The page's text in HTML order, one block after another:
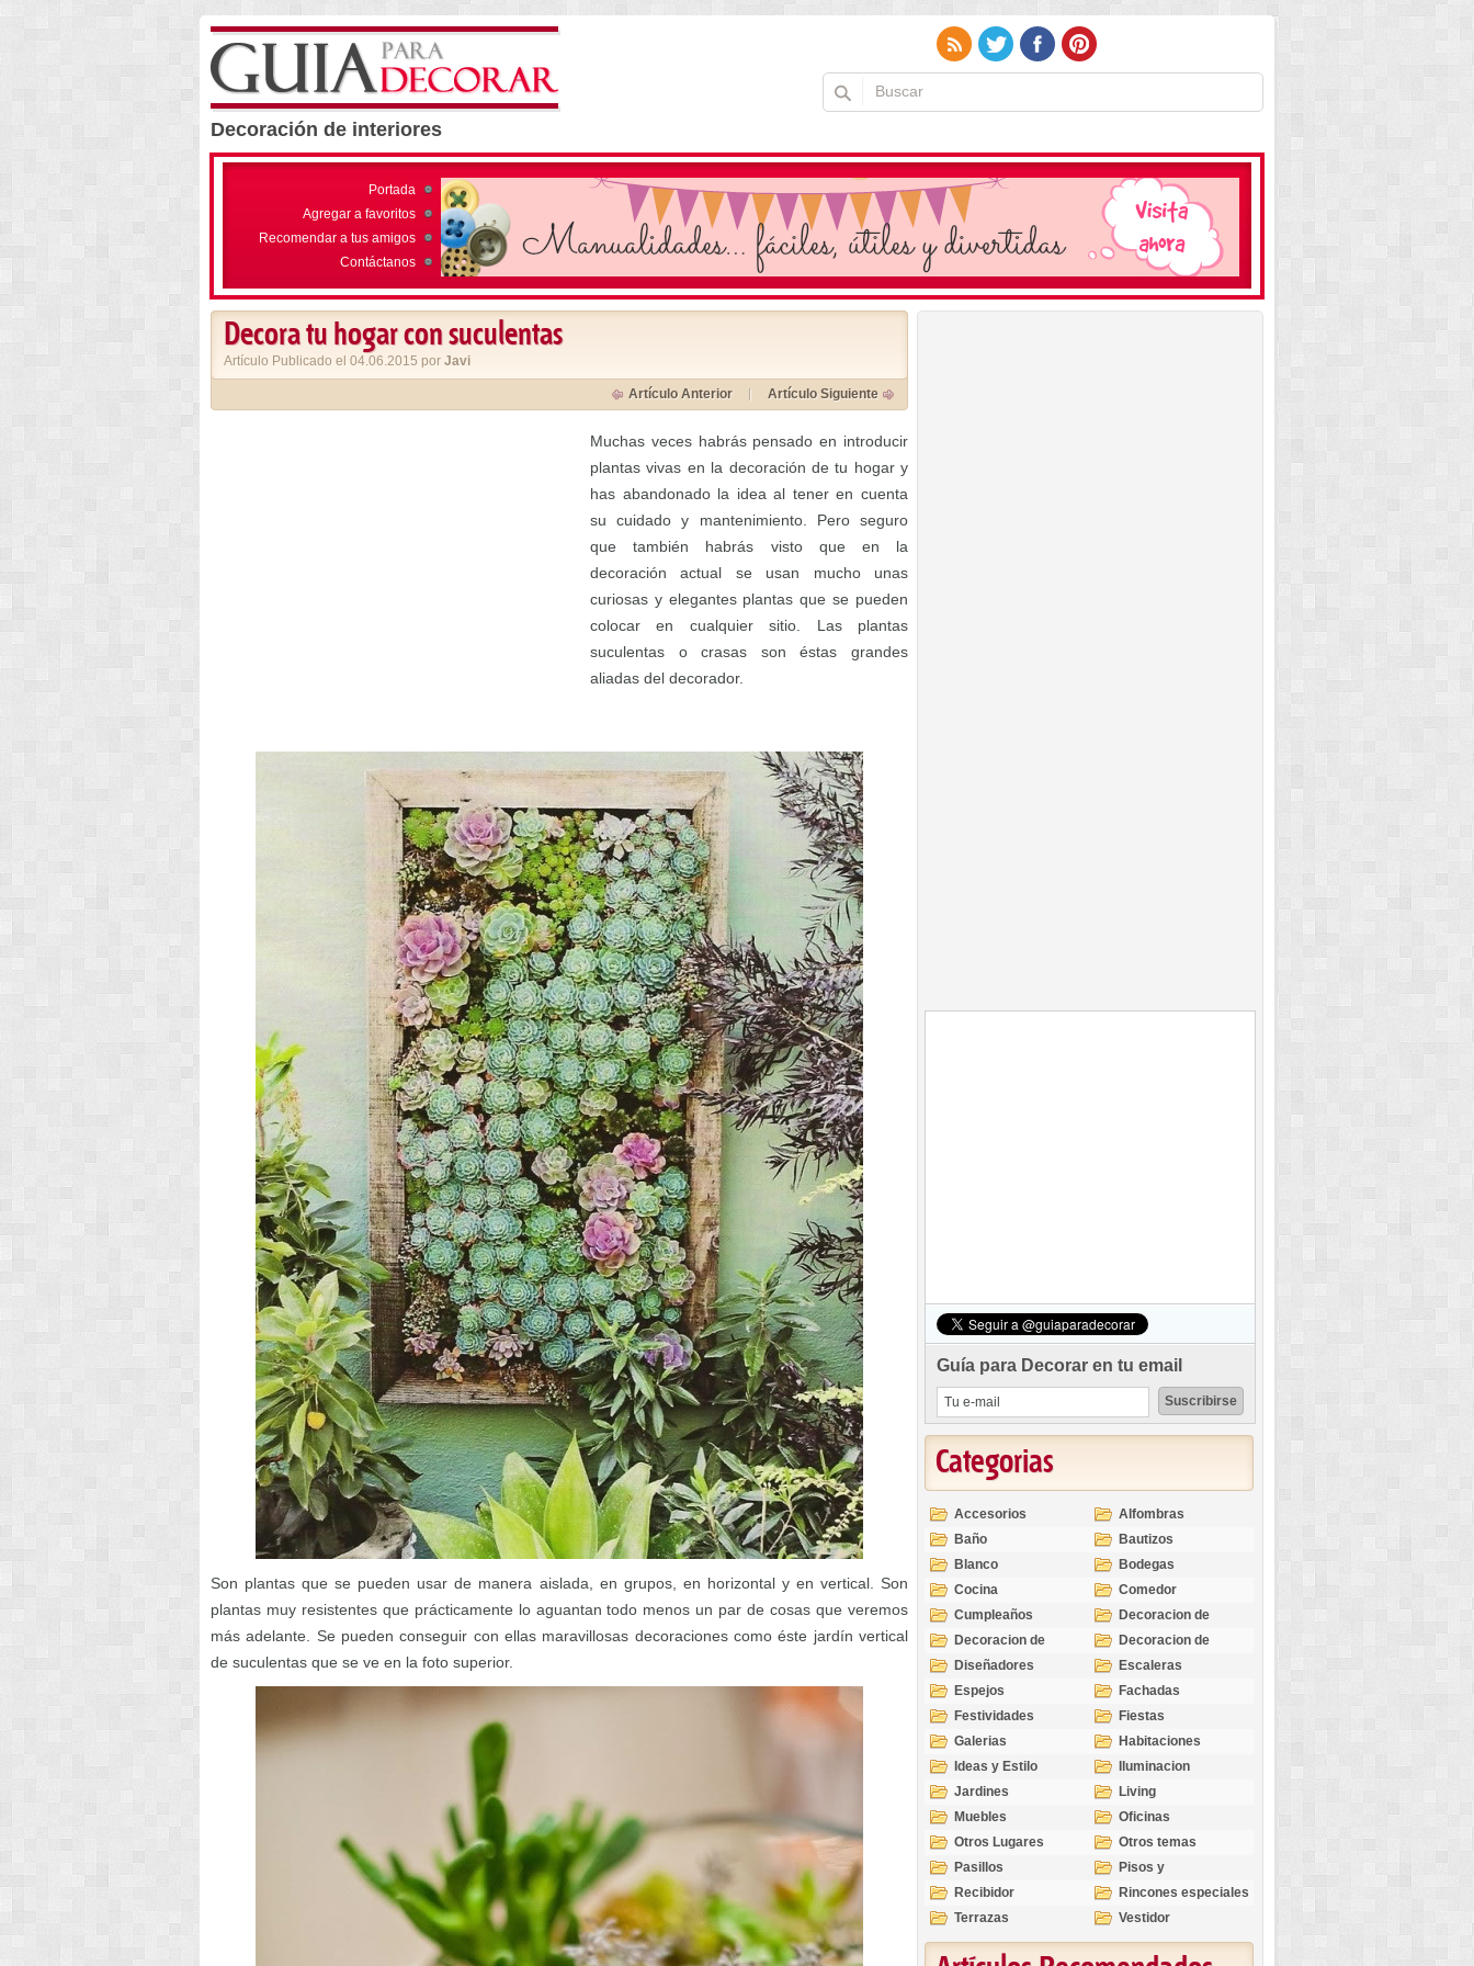
Decoración de interiores
Portada
Agregar a favoritos
Recomendar a tus amigos
Contáctanos
Decora tu hogar con suculentas
Artículo Publicado el 04.06.2015 por Javi
Artículo Anterior Artículo Siguiente
Muchas veces habrás pensado en introducir
plantas vivas en la decoración de tu hogar y
has abandonado la idea al tener en cuenta
su cuidado y mantenimiento. Pero seguro
que también habrás visto que en la
decoración actual se usan mucho unas
curiosas y elegantes plantas que se pueden
colocar en cualquier sitio. Las plantas
suculentas o crasas son éstas grandes
aliadas del decorador.
Son plantas que se pueden usar de manera aislada, en grupos, en horizontal y en vertical. Son
plantas muy resistentes que prácticamente lo aguantan todo menos un par de cosas que veremos
más adelante. Se pueden conseguir con ellas maravillosas decoraciones como éste jardín vertical
de suculentas que se ve en la foto superior.
Guía para Decorar en tu email
Categorias
Accesorios
Alfombras
Baño
Bautizos
Blanco
Bodegas
Cocina
Comedor
Cumpleaños
Decoracion de
Exteriores
Decoracion de
Interiores
Decoracion de
Ocasiones
Diseñadores
Escaleras
Espejos
Fachadas
Festividades
Fiestas
Galerias
Habitaciones
Ideas y Estilo
Iluminacion
Jardines
Living
Muebles
Oficinas
Otros Lugares
Otros temas
Pasillos
Pisos y
revestimientos
Recibidor
Rincones especiales
Terrazas
Vestidor